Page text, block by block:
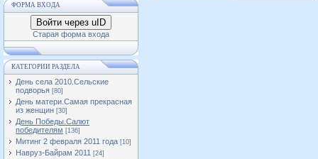
ФОРМА ВХОДА
Войти через uID
Старая форма входа
КАТЕГОРИИ РАЗДЕЛА
День села 2010.Сельские
подворья [80]
День матери.Самая прекрасная
из женщин [30]
День Победы.Салют
победителям [136]
Митинг 2 февраля 2011 года [10]
Навруз-Байрам 2011 [24]